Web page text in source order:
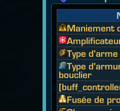
Maniement
Type
Type
bouclier
Fusée de